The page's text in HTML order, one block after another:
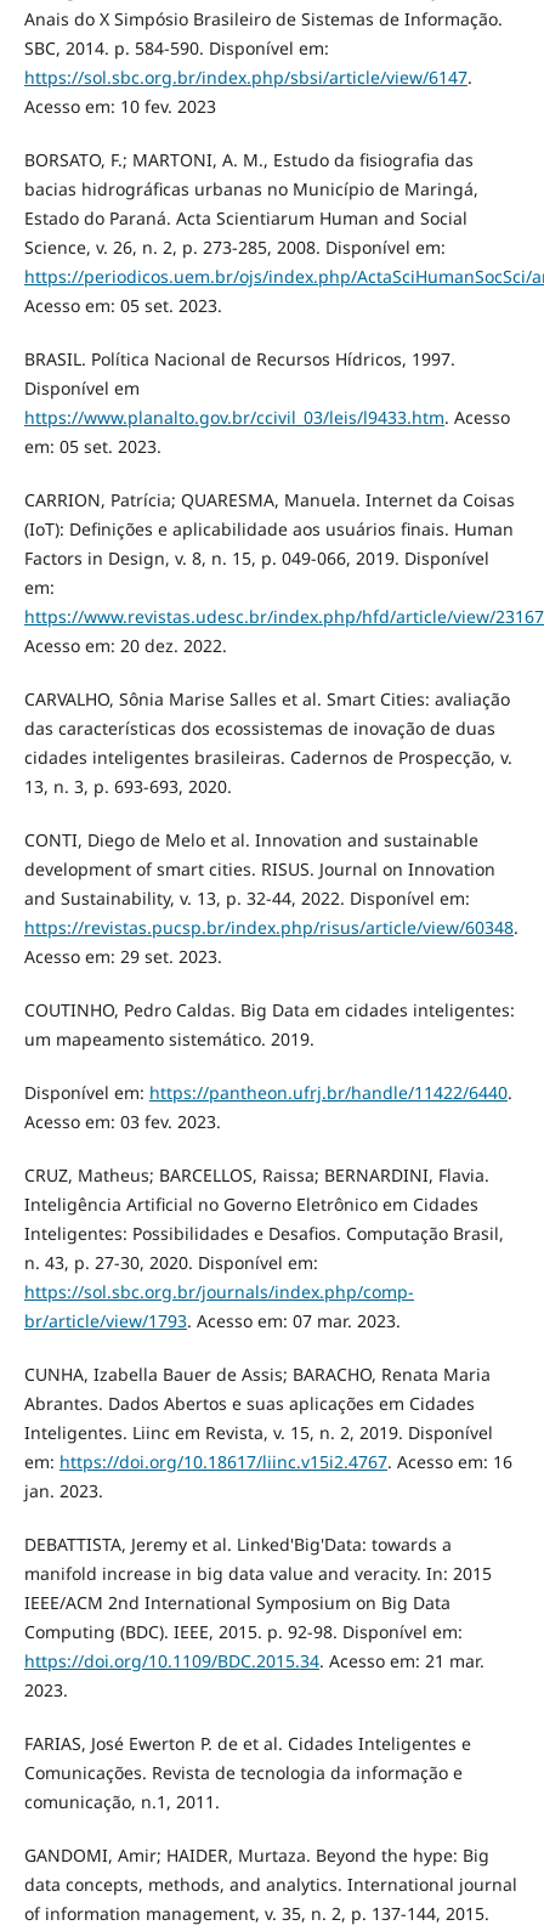
Anais do X Simpósio Brasileiro de Sistemas de Informação.
SBC, 2014. p. 584-590. Disponível em:
https://sol.sbc.org.br/index.php/sbsi/article/view/6147.
Acesso em: 10 fev. 2023
BORSATO, F.; MARTONI, A. M., Estudo da fisiografia das
bacias hidrográficas urbanas no Município de Maringá,
Estado do Paraná. Acta Scientiarum Human and Social
Science, v. 26, n. 2, p. 273-285, 2008. Disponível em:
https://periodicos.uem.br/ojs/index.php/ActaSciHumanSocSci/
Acesso em: 05 set. 2023.
BRASIL. Política Nacional de Recursos Hídricos, 1997.
Disponível em
https://www.planalto.gov.br/ccivil_03/leis/l9433.htm. Acesso
em: 05 set. 2023.
CARRION, Patrícia; QUARESMA, Manuela. Internet da Coisas
(IoT): Definições e aplicabilidade aos usuários finais. Human
Factors in Design, v. 8, n. 15, p. 049-066, 2019. Disponível
em:
https://www.revistas.udesc.br/index.php/hfd/article/view/
Acesso em: 20 dez. 2022.
CARVALHO, Sônia Marise Salles et al. Smart Cities: avaliação
das características dos ecossistemas de inovação de duas
cidades inteligentes brasileiras. Cadernos de Prospecção, v.
13, n. 3, p. 693-693, 2020.
CONTI, Diego de Melo et al. Innovation and sustainable
development of smart cities. RISUS. Journal on Innovation
and Sustainability, v. 13, p. 32-44, 2022. Disponível em:
https://revistas.pucsp.br/index.php/risus/article/view/60348.
Acesso em: 29 set. 2023.
COUTINHO, Pedro Caldas. Big Data em cidades inteligentes:
um mapeamento sistemático. 2019.
Disponível em: https://pantheon.ufrj.br/handle/11422/6440.
Acesso em: 03 fev. 2023.
CRUZ, Matheus; BARCELLOS, Raissa; BERNARDINI, Flavia.
Inteligência Artificial no Governo Eletrônico em Cidades
Inteligentes: Possibilidades e Desafios. Computação Brasil,
n. 43, p. 27-30, 2020. Disponível em:
https://sol.sbc.org.br/journals/index.php/comp-
br/article/view/1793. Acesso em: 07 mar. 2023.
CUNHA, Izabella Bauer de Assis; BARACHO, Renata Maria
Abrantes. Dados Abertos e suas aplicações em Cidades
Inteligentes. Liinc em Revista, v. 15, n. 2, 2019. Disponível
em: https://doi.org/10.18617/liinc.v15i2.4767. Acesso em: 16
jan. 2023.
DEBATTISTA, Jeremy et al. Linked'Big'Data: towards a
manifold increase in big data value and veracity. In: 2015
IEEE/ACM 2nd International Symposium on Big Data
Computing (BDC). IEEE, 2015. p. 92-98. Disponível em:
https://doi.org/10.1109/BDC.2015.34. Acesso em: 21 mar.
2023.
FARIAS, José Ewerton P. de et al. Cidades Inteligentes e
Comunicações. Revista de tecnologia da informação e
comunicação, n.1, 2011.
GANDOMI, Amir; HAIDER, Murtaza. Beyond the hype: Big
data concepts, methods, and analytics. International journal
of information management, v. 35, n. 2, p. 137-144, 2015.